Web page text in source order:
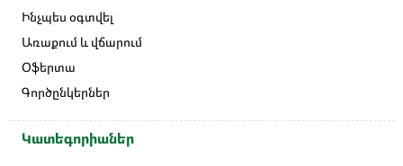
Ինչպես օգտվել
Առաքում և վճարում
Օֆերտա
Գործընկերներ
Կատեգորիաներ